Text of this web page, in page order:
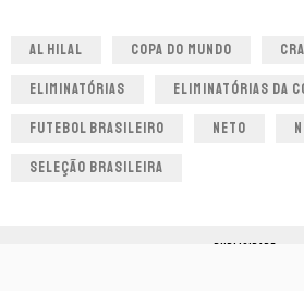
AL HILAL COPA DO MUNDO
ELIMINATÓRIAS ELIMINATÓRIAS DA
FUTEBOL BRASILEIRO NETO
SELEÇÃO BRASILEIRA
PUBLICIDADE